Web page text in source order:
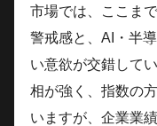
市場では、ここま
警戒感と、AI・半
い意欲が交錯して
相が強く、指数の
いますが、企業業